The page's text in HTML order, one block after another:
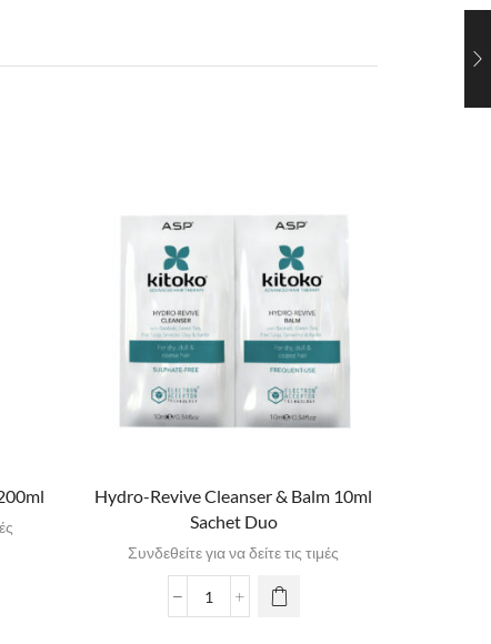
Hydro-Revive Cleanser & Balm 10ml
Sachet Duo
Συνδεθείτε για να δείτε τις τιμές